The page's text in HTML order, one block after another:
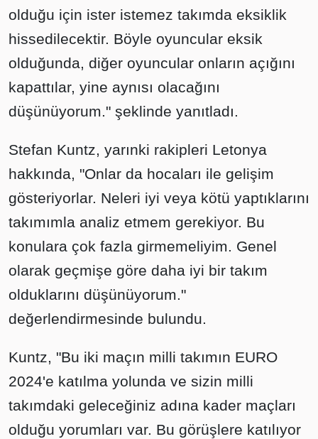
olduğu için ister istemez takımda eksiklik
hissedilecektir. Böyle oyuncular eksik
olduğunda, diğer oyuncular onların açığını
kapattılar, yine aynısı olacağını
düşünüyorum." şeklinde yanıtladı.
Stefan Kuntz, yarınki rakipleri Letonya
hakkında, "Onlar da hocaları ile gelişim
gösteriyorlar. Neleri iyi veya kötü yaptıklarını
takımımla analiz etmem gerekiyor. Bu
konulara çok fazla girmemeliyim. Genel
olarak geçmişe göre daha iyi bir takım
olduklarını düşünüyorum."
değerlendirmesinde bulundu.
Kuntz, "Bu iki maçın milli takımın EURO
2024'e katılma yolunda ve sizin milli
takımdaki geleceğiniz adına kader maçları
olduğu yorumları var. Bu görüşlere katılıyor